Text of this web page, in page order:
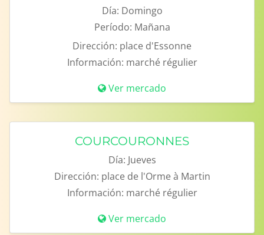
Día: Domingo
Período: Mañana
Dirección: place d'Essonne
Información: marché régulier
Ver mercado
COURCOURONNES
Día: Jueves
Dirección: place de l'Orme à Martin
Información: marché régulier
Ver mercado